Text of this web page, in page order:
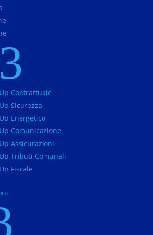
3
Contrattuale
Sicurezza
Energetico
Comunicazione
Assicurazioni
Tributi Comunali
Fiscale